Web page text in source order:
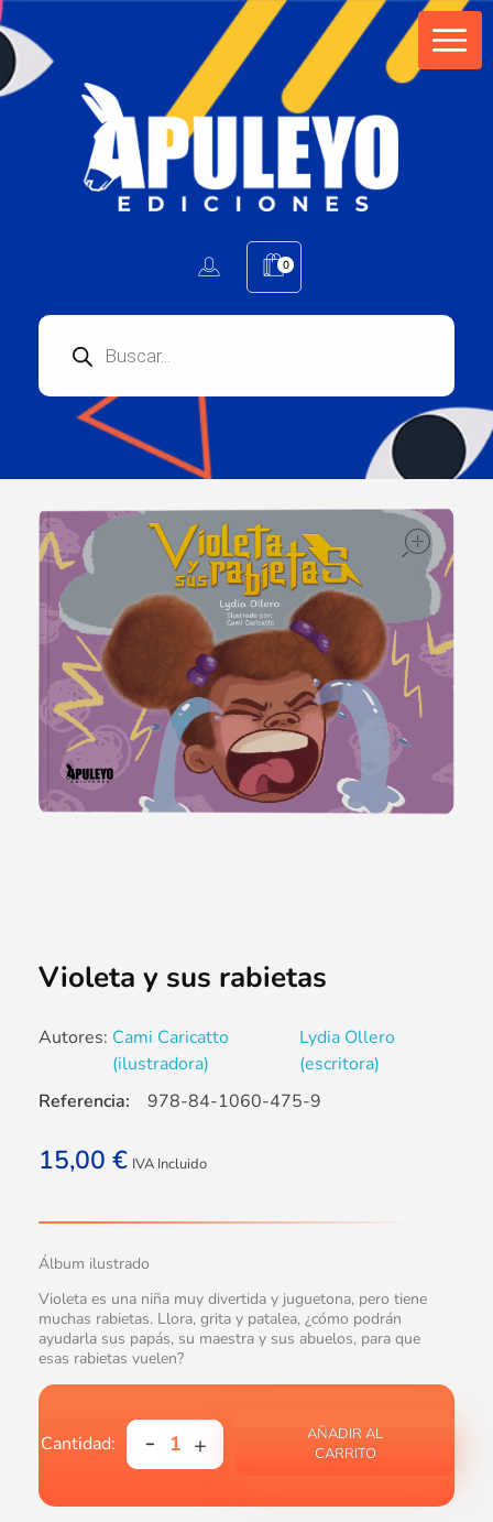
0
Violeta y sus rabietas
Autores: Cami Caricatto
(ilustradora)
Lydia Ollero
(escritora)
15,00 € IVA Incluido
Álbum ilustrado
Violeta es una niña muy divertida y juguetona, pero tiene
muchas rabietas. Llora, grita y patalea, ¿cómo podrán
ayudarla sus papás, su maestra y sus abuelos, para que
esas rabietas vuelen?
AÑADIR AL
CARRITO
Referencia: 978-84-1060-475-9